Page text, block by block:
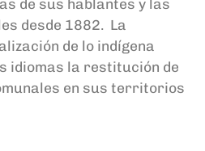
de sus hablantes y las
desde 1882. La
de lo indígena
idiomas la restitución de
en sus territorios